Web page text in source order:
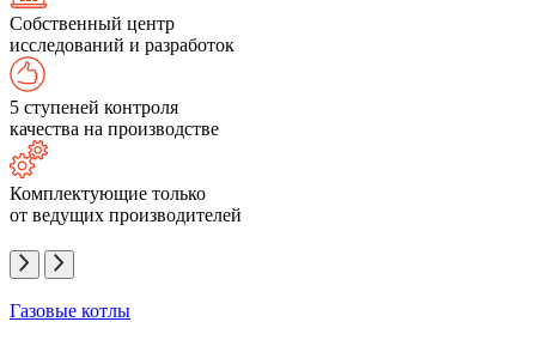
Собственный центр
исследований и разработок
5 ступеней контроля
качества на производстве
Комплектующие только
от ведущих производителей
Газовые котлы